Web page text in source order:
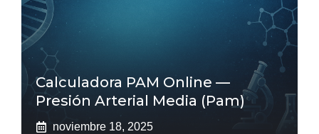
Calculadora PAM Online —
Presión Arterial Media (pam)
noviembre 18, 2025